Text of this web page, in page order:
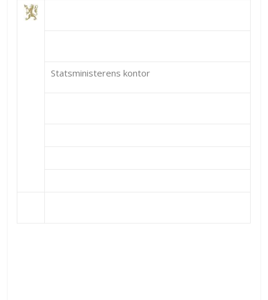
Statsministerens kontor